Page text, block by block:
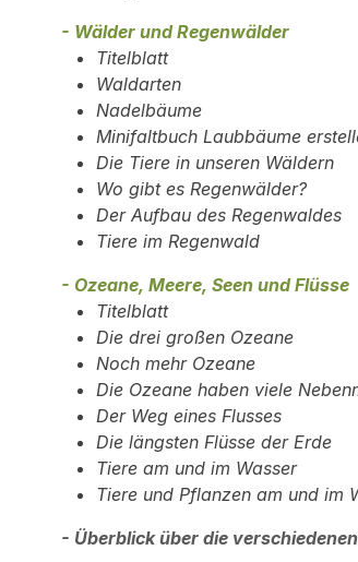
- Wälder und Regenwälder
Titelblatt
Waldarten
Nadelbäume
Minifaltbuch Laubbäume
Die Tiere in unseren Wäldern
Wo gibt es Regenwälder?
Der Aufbau des Regenwaldes
Tiere im Regenwald
- Ozeane, Meere, Seen und Flüsse
Titelblatt
Die drei großen Ozeane
Noch mehr Ozeane
Die Ozeane haben viele
Der Weg eines Flusses
Die längsten Flüsse der Erde
Tiere am und im Wasser
Tiere und Pflanzen am und im
- Überblick über die